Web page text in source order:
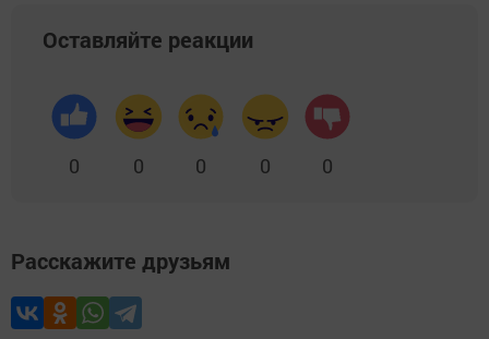
Оставляйте реакции
0 0 0 0 0
Расскажите друзьям